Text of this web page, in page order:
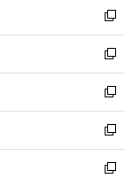
く
で
開
く
ド
ウ
で
開
く
ィ
ン
ド
ウ
で
開
く
い
ウ
ィ
ン
ド
ウ
で
開
く
新
し
い
ウ
ィ
ン
ド
ウ
で
新
し
い
ウ
ィ
ン
ド
新
し
い
ウ
ィ
新
し
い
新